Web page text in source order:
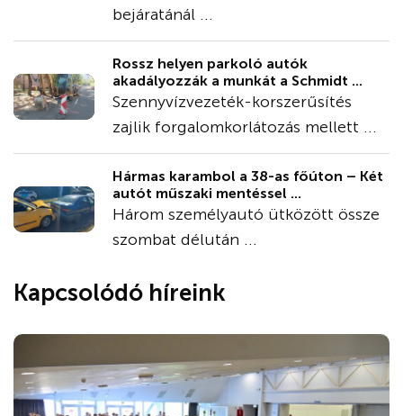
bejáratánál ...
Rossz helyen parkoló autók
akadályozzák a munkát a Schmidt ...
Szennyvízvezeték-korszerűsítés
zajlik forgalomkorlátozás mellett ...
Hármas karambol a 38-as főúton – Két
autót műszaki mentéssel ...
Három személyautó ütközött össze
szombat délután ...
Kapcsolódó híreink